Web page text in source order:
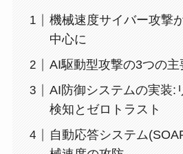
機械速度サイバー攻撃
中心に
AI駆動型攻撃の3つの主
AI防御システムの実装:
検知とゼロトラスト
自動応答システム